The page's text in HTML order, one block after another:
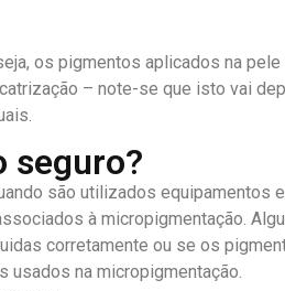
os pigmentos aplicados na
– note-se que isto vai
seguro?
são utilizados
à micropigmentação.
corretamente ou se os
usados ​​na micropigmentação.